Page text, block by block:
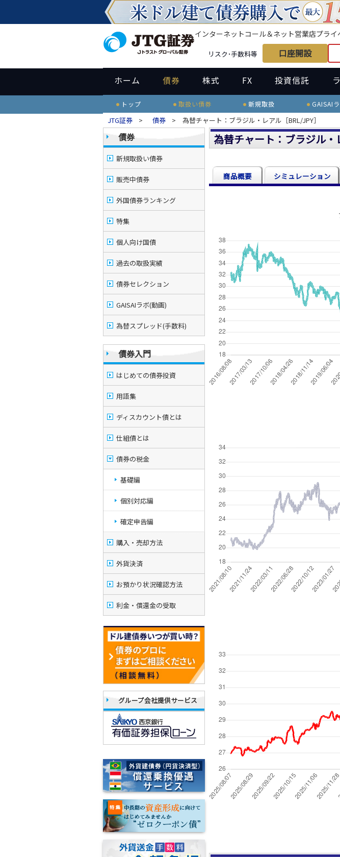
インターネットコール＆ネット営業店プライ
リスク･手数料等 口座開設
ホーム 債券 株式 FX 投資信託
トップ 取扱い債券 新規取扱 GAISAI
JTG証券 > 債券 > 為替チャート：ブラジル・レアル［BRL/JPY］
為替チャート：ブラジル・
商品概要 シミュレーション
債券
新規取扱い債券
販売中債券
外国債券ランキング
特集
個人向け国債
過去の取扱実績
債券セレクション
GAISAIラボ(動画)
為替スプレッド(手数料)
債券入門
はじめての債券投資
用語集
ディスカウント債とは
仕組債とは
債券の税金
基礎編
個別対応編
確定申告編
購入・売却方法
外貨決済
お預かり状況確認方法
利金・償還金の受取
グループ会社提供サービス